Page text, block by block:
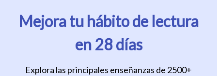
Mejora tu hábito de lectura
en 28 días
Explora las principales enseñanzas de 2500+